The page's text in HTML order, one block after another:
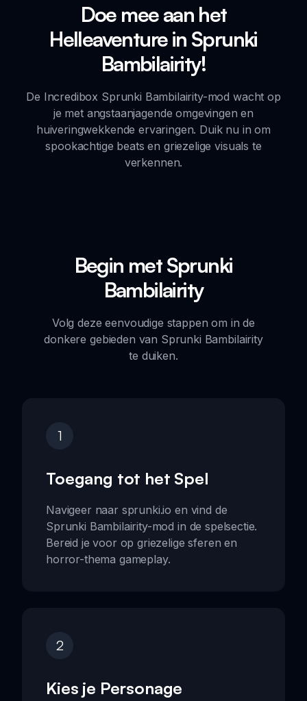
Doe mee aan het
Helleaventure in Sprunki
Bambilairity!
De Incredibox Sprunki Bambilairity-mod wacht op
je met angstaanjagende omgevingen en
huiveringwekkende ervaringen. Duik nu in om
spookachtige beats en griezelige visuals te
verkennen.
Begin met Sprunki
Bambilairity
Volg deze eenvoudige stappen om in de
donkere gebieden van Sprunki Bambilairity
te duiken.
1
Toegang tot het Spel
Navigeer naar sprunki.io en vind de
Sprunki Bambilairity-mod in de spelsectie.
Bereid je voor op griezelige sferen en
horror-thema gameplay.
2
Kies je Personage